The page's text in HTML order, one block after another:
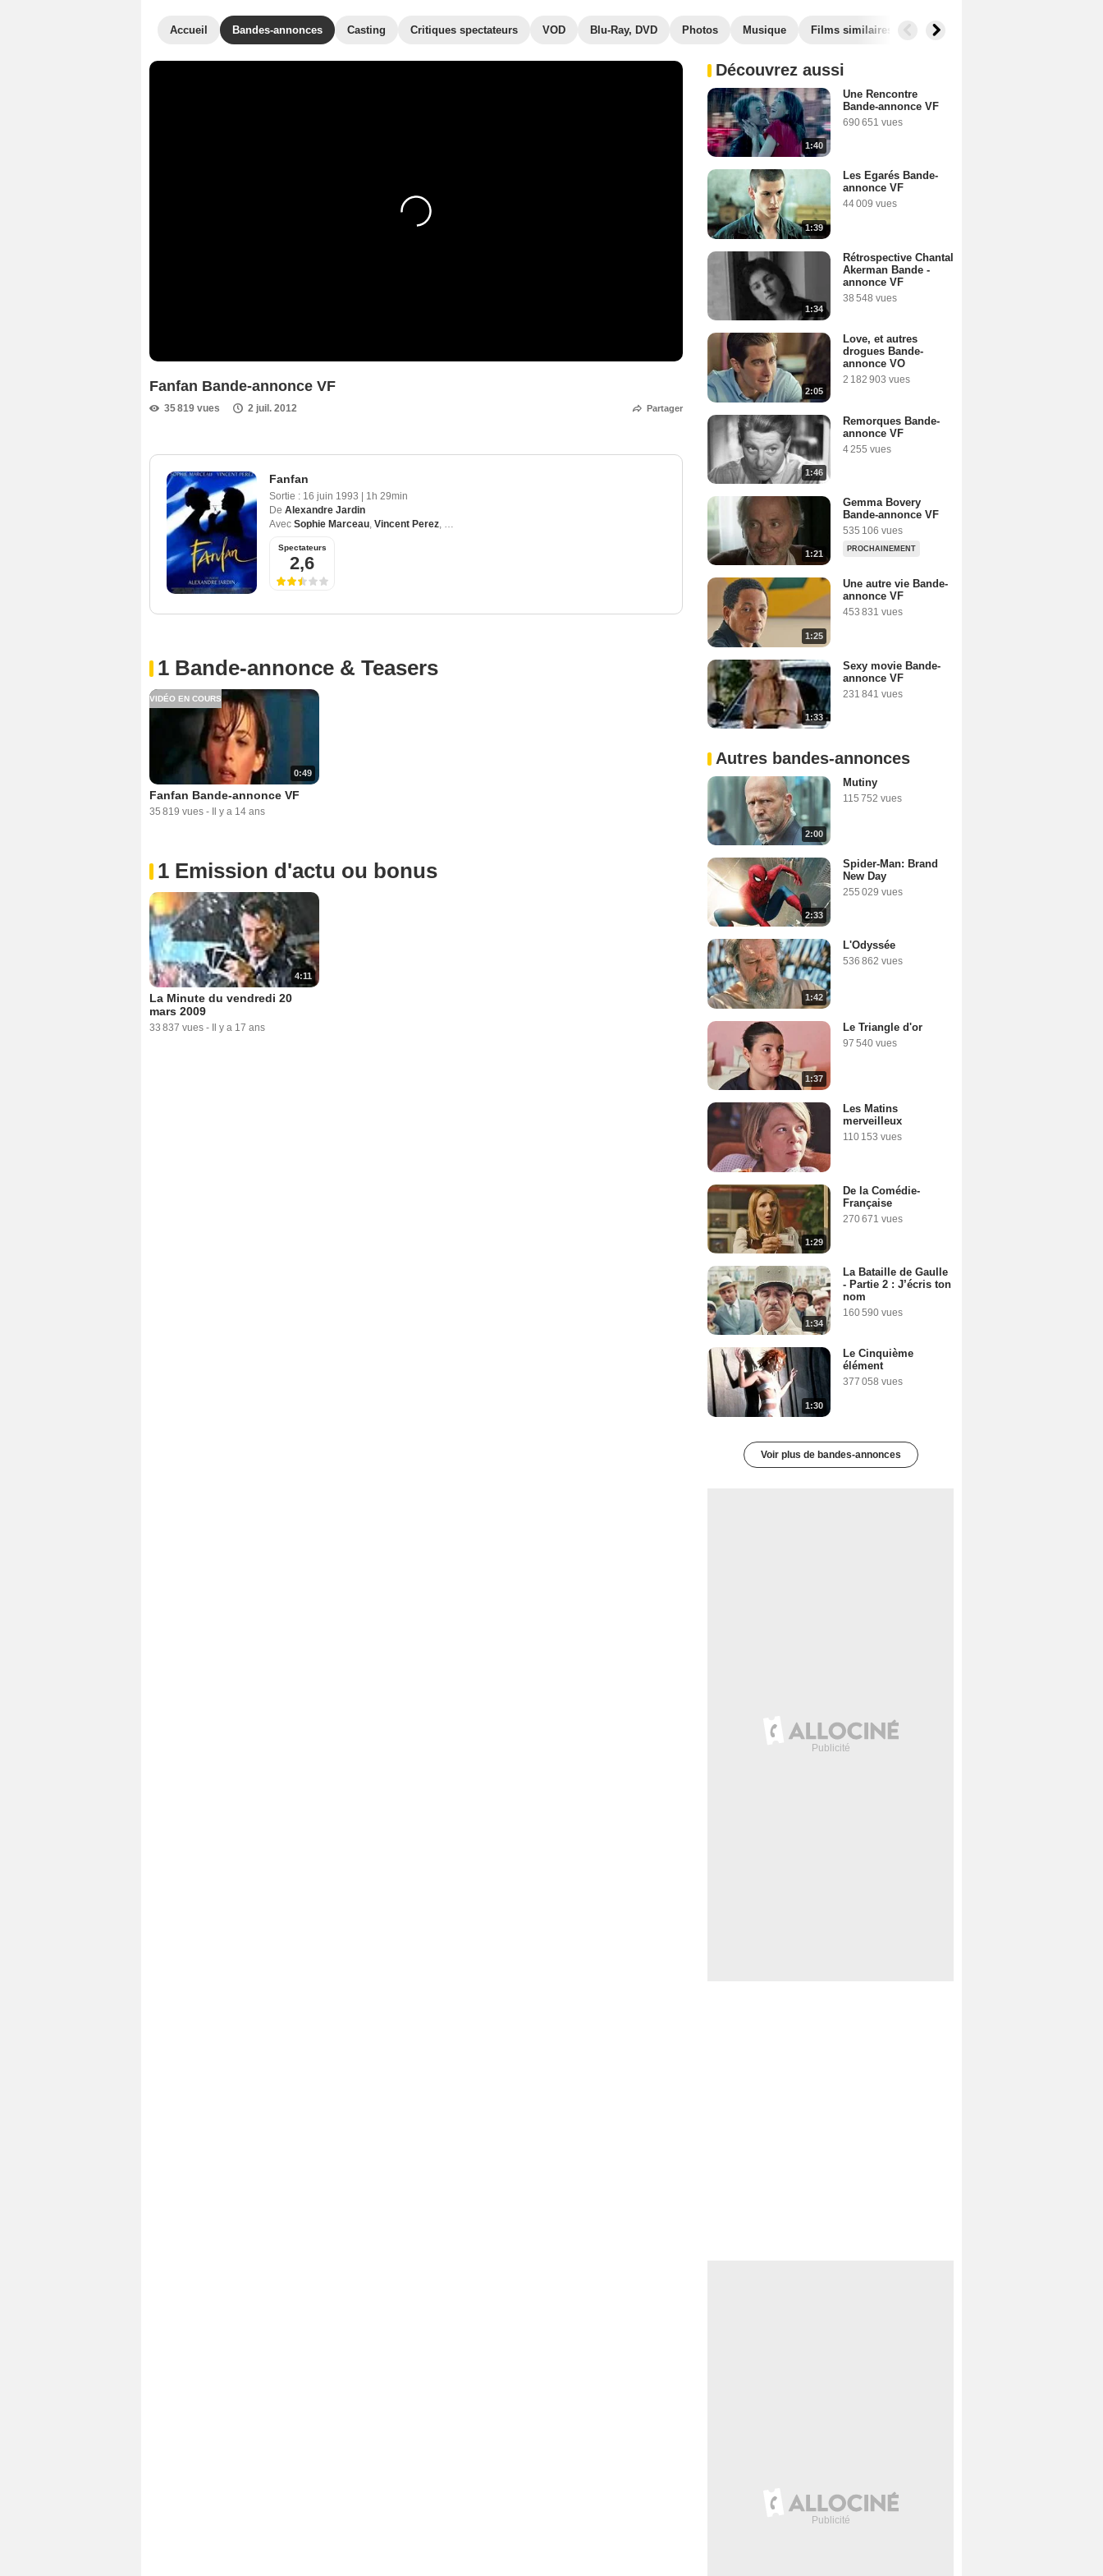
Accueil Bandes-annonces Casting Critiques spectateurs VOD Blu-Ray, DVD Photos Musique Films similaires
Fanfan Bande-annonce VF
35 819 vues 2 juil. 2012 Partager
Fanfan
Sortie : 16 juin 1993
1h 29min
De Alexandre Jardin
Avec Sophie Marceau, Vincent Perez, Marine Delterme
Spectateurs
2,6
1 Bande-annonce & Teasers
0:49
VIDÉO EN COURS
Fanfan Bande-annonce VF
35 819 vues - Il y a 14 ans
1 Emission d'actu ou bonus
4:11
La Minute du vendredi 20
mars 2009
33 837 vues - Il y a 17 ans
Découvrez aussi
1:40
Une Rencontre
Bande-annonce VF
690 651 vues
1:39
Les Egarés Bande-
annonce VF
44 009 vues
1:34
Rétrospective Chantal
Akerman Bande -
annonce VF
38 548 vues
2:05
Love, et autres
drogues Bande-
annonce VO
2 182 903 vues
1:46
Remorques Bande-
annonce VF
4 255 vues
1:21
Gemma Bovery
Bande-annonce VF
535 106 vues
PROCHAINEMENT
1:25
Une autre vie Bande-
annonce VF
453 831 vues
1:33
Sexy movie Bande-
annonce VF
231 841 vues
Autres bandes-annonces
2:00
Mutiny
115 752 vues
2:33
Spider-Man: Brand
New Day
255 029 vues
1:42
L'Odyssée
536 862 vues
1:37
Le Triangle d'or
97 540 vues
Les Matins
merveilleux
110 153 vues
1:29
De la Comédie-
Française
270 671 vues
1:34
La Bataille de Gaulle
- Partie 2 : J’écris ton
nom
160 590 vues
1:30
Le Cinquième
élément
377 058 vues
Voir plus de bandes-annonces